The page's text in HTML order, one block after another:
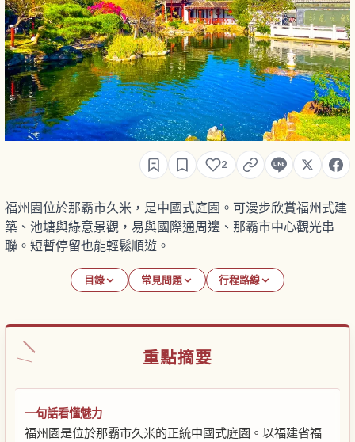
2
福州園位於那霸市久米，是中國式庭園。可漫步欣賞福州式建
築、池塘與綠意景觀，易與國際通周邊、那霸市中心觀光串
聯。短暫停留也能輕鬆順遊。
目錄 常見問題 行程路線
重點摘要
一句話看懂魅力
福州園是位於那霸市久米的正統中國式庭園。以福建省福